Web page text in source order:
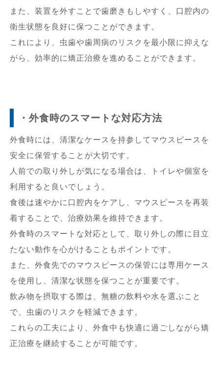
また、装置を外すことで歯磨きもしやすく、口腔内の
衛生状態を良好に保つことができます。
これにより、虫歯や歯周病のリスクを最小限に抑えな
がら、効率的に矯正治療を進めることができます。
・外食時のスマートな対応方法
外食時には、清潔なケースを持参してマウスピースを
安全に保管することが大切です。
人前での取り外しが気になる場合は、トイレや個室を
利用すると良いでしょう。
食後は速やかに口腔内をケアし、マウスピースを再装
着することで、治療効果を維持できます。
外食時のスマートな対応として、取り外しの際に目立
たない動作を心がけることもポイントです。
また、外食先でのマウスピースの保管には専用ケース
を使用し、清潔な状態を保つことが重要です。
飲み物を摂取する際は、無糖の飲料や水を選ぶこと
で、虫歯のリスクを軽減できます。
これらの工夫により、外食中も快適に過ごしながら矯
正治療を継続することが可能です。